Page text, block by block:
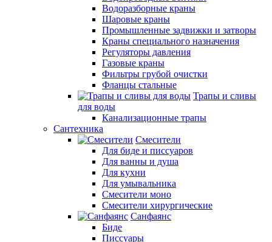
Водоразборные краны
Шаровые краны
Промышленные задвижки и затворы
Краны специального назначения
Регуляторы давления
Газовые краны
Фильтры грубой очистки
Фланцы стальные
Трапы и сливы
для воды
Канализационные трапы
Сантехника
Смесители
Для биде и писсуаров
Для ванны и душа
Для кухни
Для умывальника
Смесители моно
Смесители хирургические
Санфаянс
Биде
Писсуары